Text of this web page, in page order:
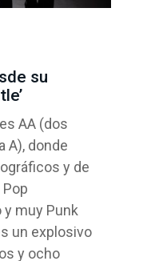
su
AA (dos
A), donde
y de
muy Punk
un explosivo
y ocho